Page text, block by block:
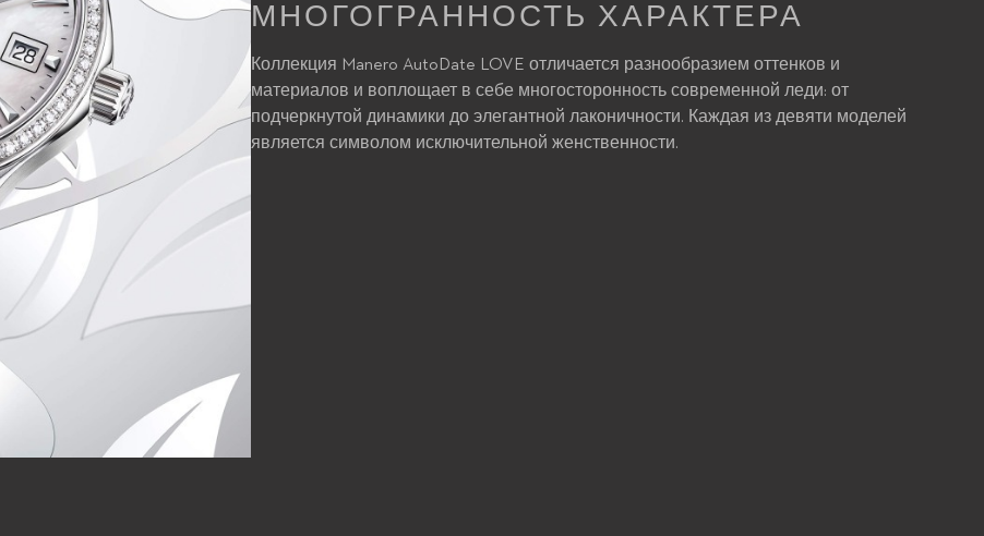
МНОГОГРАННОСТЬ ХАРАКТЕРА
Коллекция Manero AutoDate LOVE отличается разнообразием оттенков и
материалов и воплощает в себе многосторонность современной леди: от
подчеркнутой динамики до элегантной лаконичности. Каждая из девяти моделей
является символом исключительной женственности.